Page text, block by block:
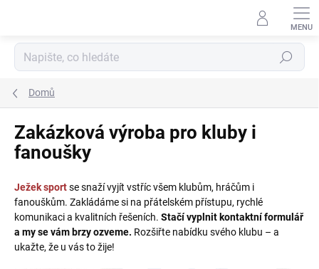
Hledat
Domů
Zakázková výroba pro kluby i
fanoušky
Ježek sportse snaží vyjít vstříc všem klubům, hráčům i
fanouškům. Zakládáme si na přátelském přístupu, rychlé
komunikaci a kvalitních řešeních. Stačí vyplnit kontaktní formulář
a my se vám brzy ozveme. Rozšiřte nabídku svého klubu – a
ukažte, že u vás to žije!